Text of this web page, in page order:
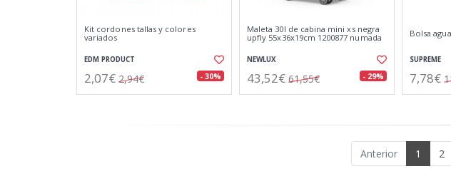
Kit cordones tallas y colores
variados
EDM PRODUCT
2,07€ 2,94€ - 30%
Maleta 30l de cabina mini xs negra
upfly 55x36x19cm 1200877 numada
NEWLUX
43,52€ 61,55€ - 29%
Bolsa
SUPREME
7,78€
Anterior 1 2